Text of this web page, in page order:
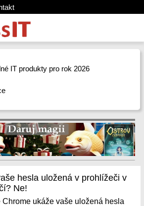
IT produkty pro rok 2026
hesla uložená v prohlížeči v
Ne!
Chrome ukáže vaše uložená hesla